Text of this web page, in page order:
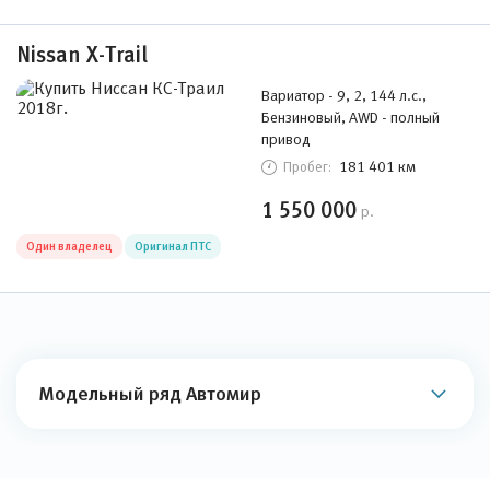
Nissan X-Trail
Вариатор - 9, 2, 144 л.с.,
Бензиновый, AWD - полный
привод
Пробег: 181 401 км
1 550 000 р.
Один владелец Оригинал ПТС
Модельный ряд Автомир